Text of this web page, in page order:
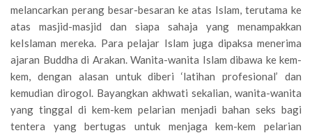
melancarkan perang besar-besaran ke atas Islam, terutama ke
atas masjid-masjid dan siapa sahaja yang menampakkan
keIslaman mereka. Para pelajar Islam juga dipaksa menerima
ajaran Buddha di Arakan. Wanita-wanita Islam dibawa ke kem-
kem, dengan alasan untuk diberi ‘latihan profesional’ dan
kemudian dirogol. Bayangkan akhwati sekalian, wanita-wanita
yang tinggal di kem-kem pelarian menjadi bahan seks bagi
tentera yang bertugas untuk menjaga kem-kem pelarian